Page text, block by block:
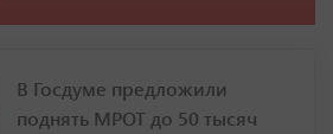
В Госдуме предложили
поднять МРОТ до 50 тысяч